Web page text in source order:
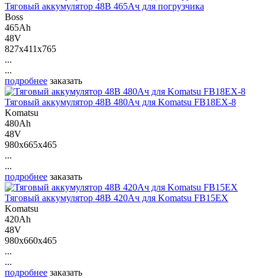
Тяговый аккумулятор 48В 465Ач для погрузчика
Boss
465Ah
48V
827x411x765
...
...
подробнее заказать
Тяговый аккумулятор 48В 480Ач для Komatsu FB18EX-8
Komatsu
480Ah
48V
980x665x465
...
...
подробнее заказать
Тяговый аккумулятор 48В 420Ач для Komatsu FB15EX
Komatsu
420Ah
48V
980x660x465
...
...
подробнее заказать